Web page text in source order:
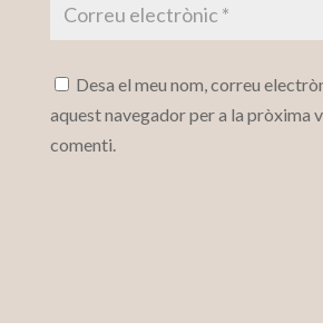
Desa el meu nom, correu
aquest navegador per a la pròxima
comenti.